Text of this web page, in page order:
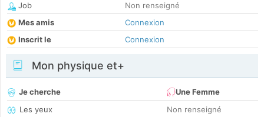
Job
Non renseigné
Mes amis
Connexion
Inscrit le
Connexion
Mon physique et+
Je cherche
Une Femme
Les yeux
Non renseigné